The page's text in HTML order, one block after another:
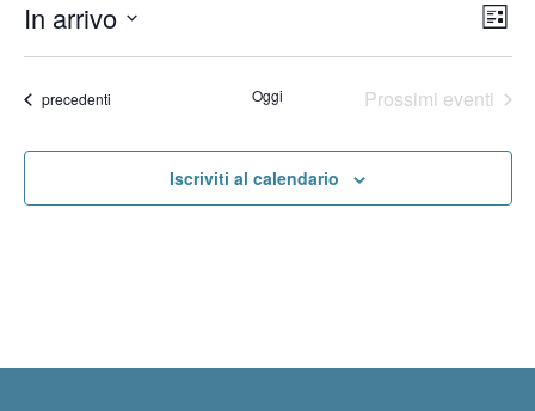
Lista
In arrivo
Seleziona
data.
Eventi
precedenti Oggi Prossimi eventi
Iscriviti al calendario